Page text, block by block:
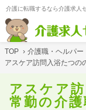
介護に転職するなら介護求人
TOP › 介護職・ヘルパー
アスケア訪問入浴たつの
アスケア
常勤の介